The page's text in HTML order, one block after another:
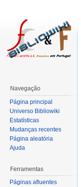
Navegação
Página principal
Universo Bibliowiki
Estatísticas
Mudanças recentes
Página aleatória
Ajuda
Ferramentas
Páginas afluentes